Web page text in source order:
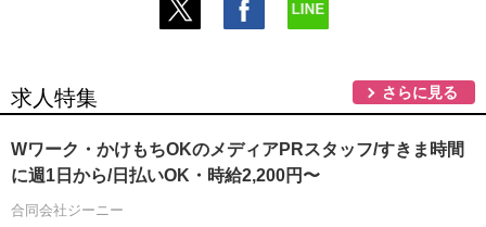
求人特集 さらに見る
Wワーク・かけもちOKのメディアPRスタッフ/すきま時間
に週1日から/日払いOK・時給2,200円〜
合同会社ジーニー